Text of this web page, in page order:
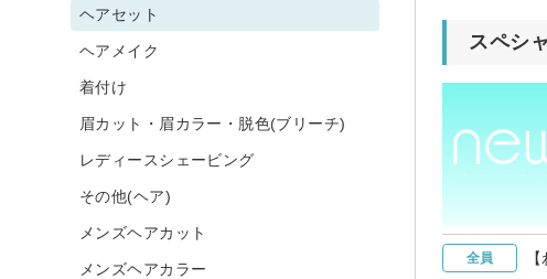
スペシ
全員
ヘアセット
ヘアメイク
着付け
眉カット・眉カラー・脱色(ブリーチ)
レディースシェービング
その他(ヘア)
メンズヘアカット
メンズヘアカラー